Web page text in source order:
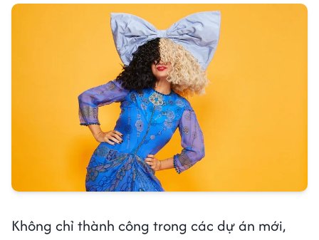
Không chỉ thành công trong các dự án mới,